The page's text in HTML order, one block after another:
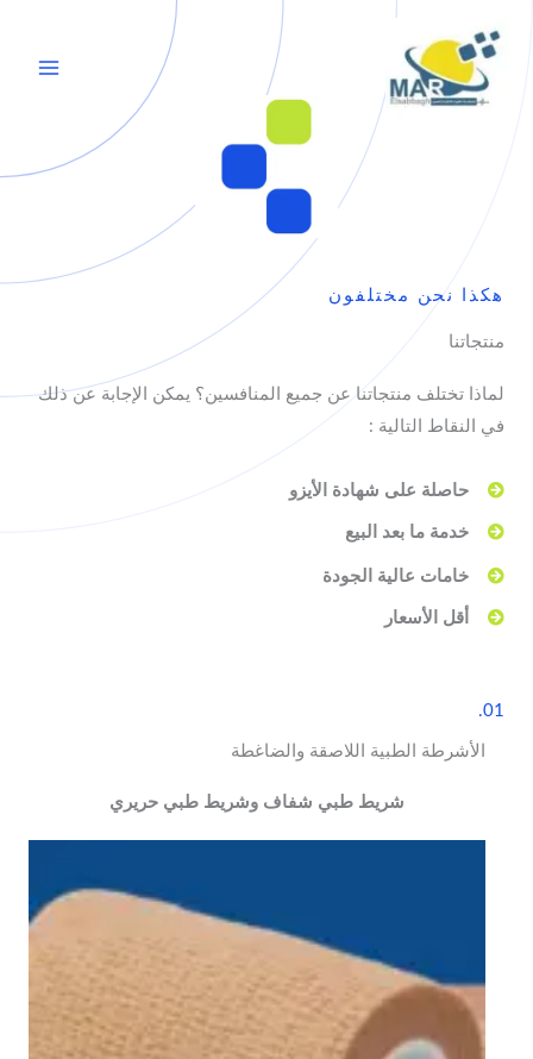
المحتوى
هكذا نحن مختلفون
منتجاتنا
لماذا تختلف منتجاتنا عن جميع المنافسين؟ يمكن الإجابة عن ذلك
في النقاط التالية :
حاصلة على شهادة الأيزو
خدمة ما بعد البيع
خامات عالية الجودة
أقل الأسعار
01.
الأشرطة الطبية اللاصقة والضاغطة
شريط طبي شفاف وشريط طبي حريري